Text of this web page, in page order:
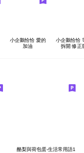
小企鵝恰恰 愛的
加油
小企鵝恰恰
拆開 修正
酪梨與荷包蛋-生活常用語1